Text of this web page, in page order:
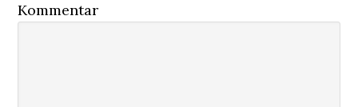
Kommentar